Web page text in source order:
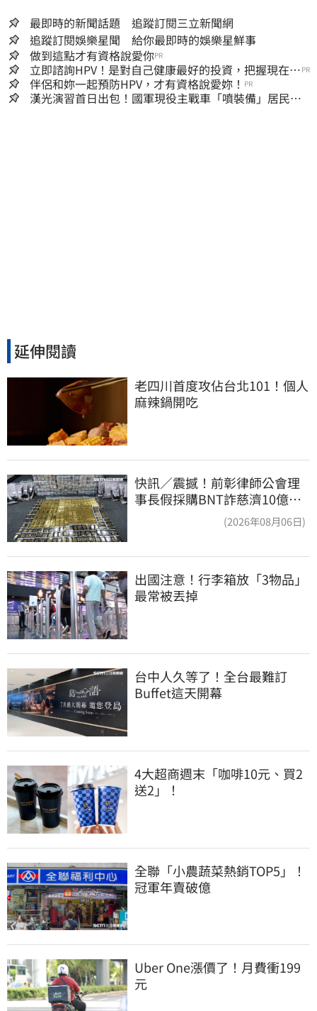
最即時的新聞話題 追蹤訂閱三立新聞網
追蹤訂閱娛樂星聞 給你最即時的娛樂星鮮事
做到這點才有資格說愛你PR
立即諮詢HPV！是對自己健康最好的投資，把握現在不
嫌晚！
PR
伴侶和妳一起預防HPV，才有資格說愛妳！ PR
漢光演習首日出包！國軍現役主戰車「噴裝備」居民撿
延伸閱讀
老四川首度攻佔台北101！個人
麻辣鍋開吃
快訊／震撼！前彰律師公會理
事長假採購BNT詐慈濟10億、
洗錢囤232kg黃金(2026年08月06日)
出國注意！行李箱放「3物品」
最常被丟掉
台中人久等了！全台最難訂
Buffet這天開幕
4大超商週末「咖啡10元、買2
送2」！
全聯「小農蔬菜熱銷TOP5」！
冠軍年賣破億
Uber One漲價了！月費衝199
元